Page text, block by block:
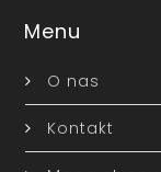
Menu
O nas
Kontakt